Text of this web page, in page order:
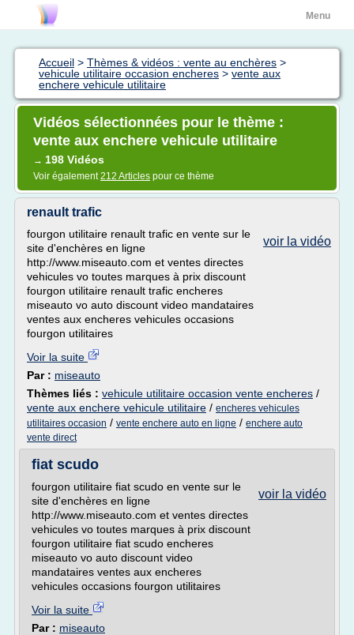
Menu
Accueil > Thèmes & vidéos : vente au enchères >
vehicule utilitaire occasion encheres > vente aux
enchere vehicule utilitaire
Vidéos sélectionnées pour le thème :
vente aux enchere vehicule utilitaire
→ 198 Vidéos
Voir également212 Articles pour ce thème
renault trafic
voir la vidéo
fourgon utilitaire renault trafic en vente sur le
site d'enchères en ligne
http://www.miseauto.com et ventes directes
vehicules vo toutes marques à prix discount
fourgon utilitaire renault trafic encheres
miseauto vo auto discount video mandataires
ventes aux encheres vehicules occasions
fourgon utilitaires
Voir la suite
Par : miseauto
Thèmes liés : vehicule utilitaire occasion vente encheres /
vente aux enchere vehicule utilitaire / encheres vehicules
utilitaires occasion / vente enchere auto en ligne / enchere auto
vente direct
fiat scudo
voir la vidéo
fourgon utilitaire fiat scudo en vente sur le
site d'enchères en ligne
http://www.miseauto.com et ventes directes
vehicules vo toutes marques à prix discount
fourgon utilitaire fiat scudo encheres
miseauto vo auto discount video
mandataires ventes aux encheres
vehicules occasions fourgon utilitaires
Voir la suite
Par : miseauto